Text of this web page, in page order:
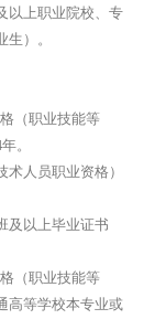
以上职业院校、专
）。
（职业技能等
。
人员职业资格）
及以上毕业证书
（职业技能等
高等学校本专业或